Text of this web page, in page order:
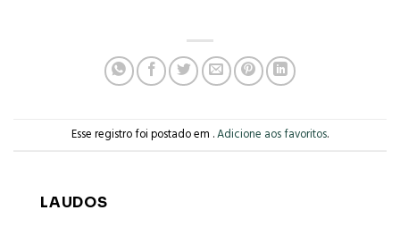
Esse registro foi postado em .Adicione aos favoritos.
LAUDOS